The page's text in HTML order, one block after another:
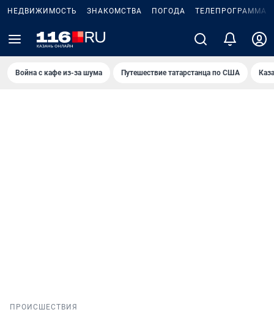
НЕДВИЖИМОСТЬ ЗНАКОМСТВА ПОГОДА ТЕЛЕПРОГРАММА
Война с кафе из-за шума Путешествие татарстанца по США
ПРОИСШЕСТВИЯ